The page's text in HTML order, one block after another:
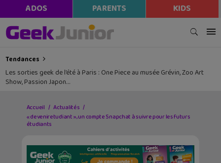
ADOS PARENTS KIDS
Tendances
Les sorties geek de l’été à Paris : One Piece au musée Grévin, Zoo Art
Show, Passion Japon…
Accueil
Actualités
« deveniretudiant », un compte Snapchat à suivre pour les futurs
étudiants